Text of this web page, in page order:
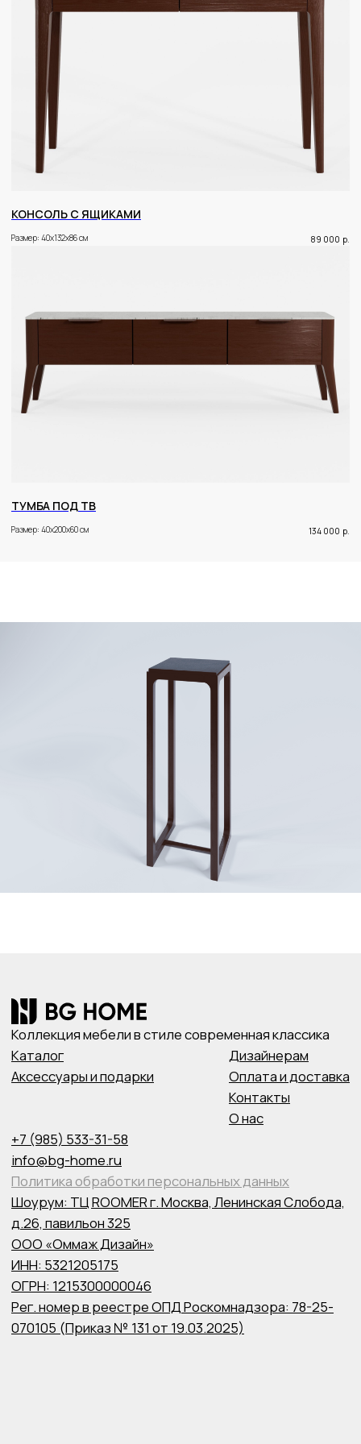
КОНСОЛЬ С ЯЩИКАМИ
Размер: 40x132x86 см 89 000 р.
ТУМБА ПОД ТВ
Размер: 40x200x60 см 134 000 р.
Рег. номер в реестре ОПД Роскомнадзора: 78-25-
070105 (Приказ № 131 от 19.03.2025)